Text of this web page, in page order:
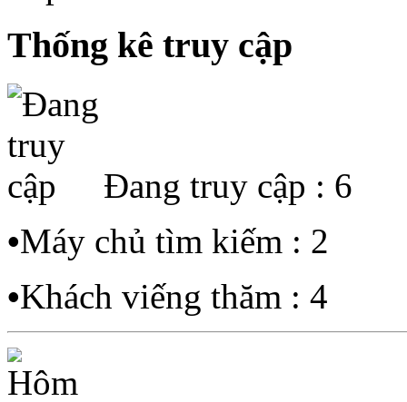
Thống kê truy cập
Đang truy cập : 6
•Máy chủ tìm kiếm : 2
•Khách viếng thăm : 4